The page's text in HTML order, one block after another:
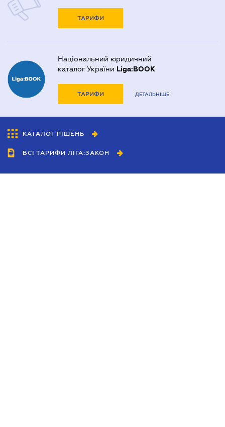
ТАРИФИ
Національний юридичний
каталог України Liga:BOOK
ТАРИФИ ДЕТАЛЬНІШЕ
КАТАЛОГ РІШЕНЬ
ВСІ ТАРИФИ ЛІГА:ЗАКОН